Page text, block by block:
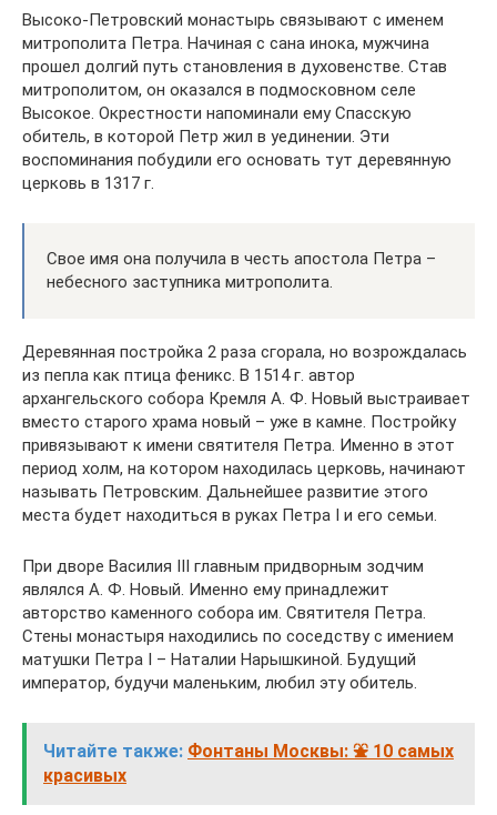
Высоко-Петровский монастырь связывают с именем
митрополита Петра. Начиная с сана инока, мужчина
прошел долгий путь становления в духовенстве. Став
митрополитом, он оказался в подмосковном селе
Высокое. Окрестности напоминали ему Спасскую
обитель, в которой Петр жил в уединении. Эти
воспоминания побудили его основать тут деревянную
церковь в 1317 г.
Свое имя она получила в честь апостола Петра –
небесного заступника митрополита.
Деревянная постройка 2 раза сгорала, но возрождалась
из пепла как птица феникс. В 1514 г. автор
архангельского собора Кремля А. Ф. Новый выстраивает
вместо старого храма новый – уже в камне. Постройку
привязывают к имени святителя Петра. Именно в этот
период холм, на котором находилась церковь, начинают
называть Петровским. Дальнейшее развитие этого
места будет находиться в руках Петра I и его семьи.
При дворе Василия III главным придворным зодчим
являлся А. Ф. Новый. Именно ему принадлежит
авторство каменного собора им. Святителя Петра.
Стены монастыря находились по соседству с имением
матушки Петра I – Наталии Нарышкиной. Будущий
император, будучи маленьким, любил эту обитель.
Читайте также: Фонтаны Москвы: ⛲ 10 самых
красивых